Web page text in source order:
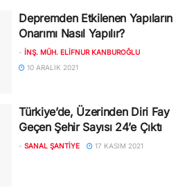
Depremden Etkilenen Yapıların
Onarımı Nasıl Yapılır?
- İNŞ. MÜH. ELIFNUR KANBUROĞLU
10 ARALIK 2021
Türkiye’de, Üzerinden Diri Fay
Geçen Şehir Sayısı 24’e Çıktı
- SANAL ŞANTIYE 17 KASIM 2021